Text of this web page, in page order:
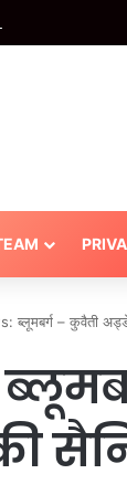
News: राज्यपाल
ब्लूमबर्ग – कुवैती